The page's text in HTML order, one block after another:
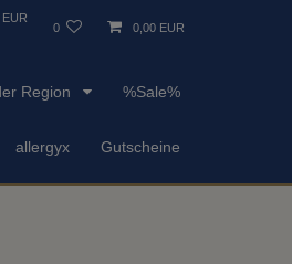
EUR
0 0,00 EUR
Region %Sale%
allergyx Gutscheine